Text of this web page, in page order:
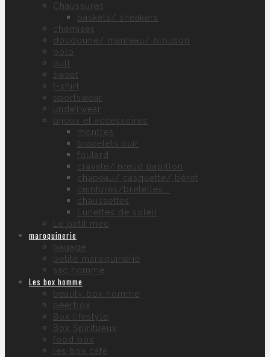
Chaussures
baskets/ sneakers
chemises
doudoune/ manteau/ blouson
polo
pull
sweat
t-shirt
sportswear
unde’rwear
bijoux et accessoires
montres
bracelets cuir
foulard
cravate/ nœud papillon
chapeau/ casquette/ béret
ceintures/bretelles….
chaussettes
Lunettes de soleil
Le petit mec
maroquinerie
bagage
petite maroquinerie
sac homme
Les box homme
beauty box homme
beerbox
Box lifestyle
Box Spiritueux
food box
les box café